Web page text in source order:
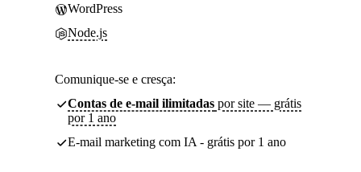
WordPress
Node.js
Comunique-se e cresça:
Contas de e-mail ilimitadas por site — grátis
por 1 ano
E-mail marketing com IA - grátis por 1 ano